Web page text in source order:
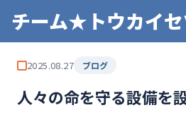
チーム★トウカイ
2025.08.27 ブログ
人々の命を守る設備